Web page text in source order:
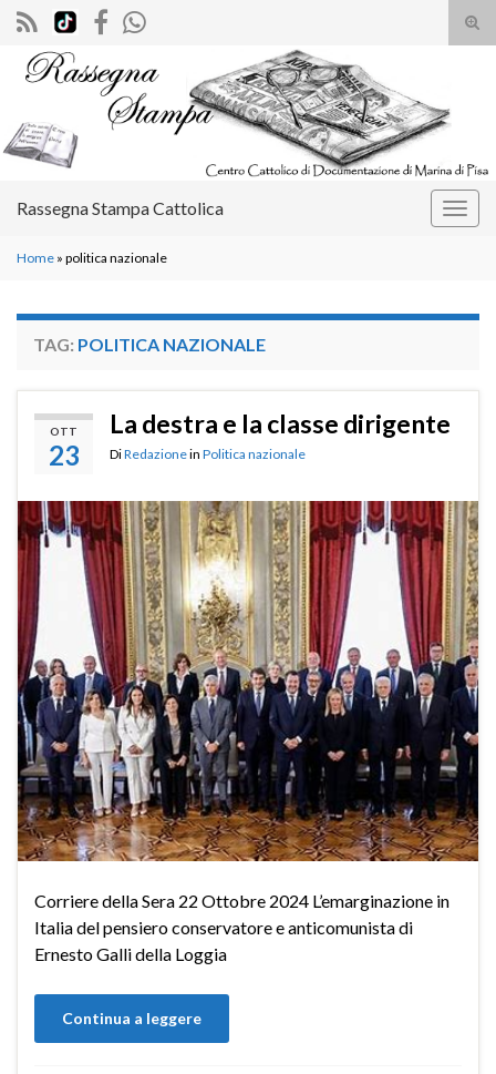
il
Search for:
Rassegna Stampa Cattolica
Home » politica nazionale
TAG: POLITICA NAZIONALE
OTT
23
La destra e la classe dirigente
DiRedazionein Politica nazionale
Corriere della Sera 22 Ottobre 2024 L’emarginazione in
Italia del pensiero conservatore e anticomunista di
Ernesto Galli della Loggia
Continua a leggere